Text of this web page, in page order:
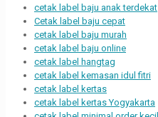
cetak label baju anak terdekat
Cetak label baju cepat
cetak label baju murah
cetak label baju online
cetak label hangtag
cetak label kemasan idul fitri
cetak label kertas
cetak label kertas Yogyakarta